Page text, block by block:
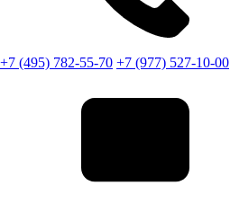
+7 (495) 782-55-70 +7 (977) 527-10-00